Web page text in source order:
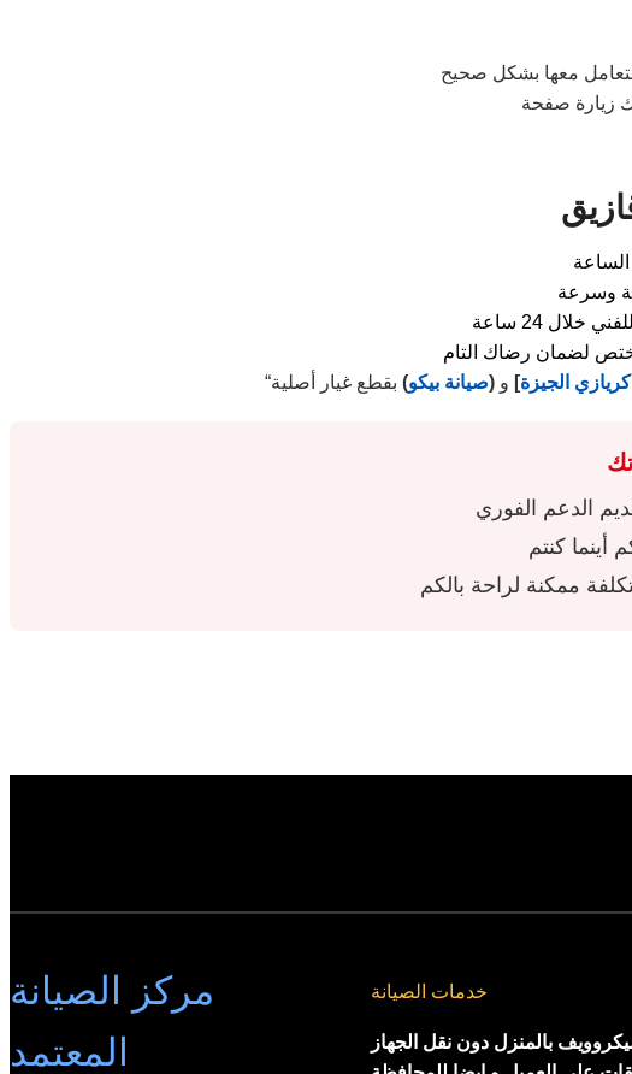
زيارة صفحة
الجيزة] و (صيانة بيكو)
الدعم الفوري
أينما كنتم
مركز الصيانة
المعتمد
خدمات الصيانة
بالمنزل دون نقل الجهاز